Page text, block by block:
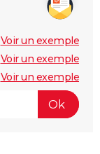
Voir un exemple
Voir un exemple
Voir un exemple